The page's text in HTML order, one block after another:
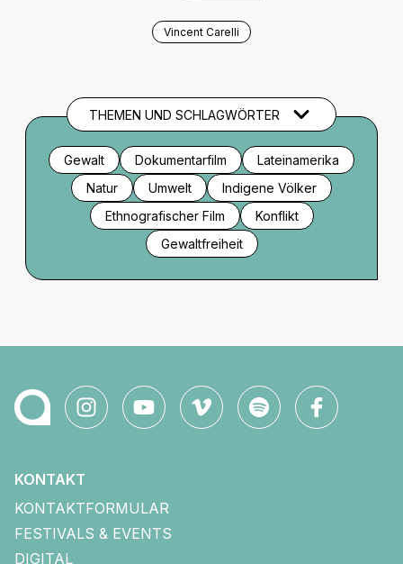
THEMEN UND SCHLAGWÖRTER
Gewalt Dokumentarfilm
Lateinamerika
Natur
Umwelt
Indigene Völker
Ethnografischer Film
Konflikt
Gewaltfreiheit
Vincent Carelli
KONTAKT
KONTAKTFORMULAR
FESTIVALS & EVENTS
DIGITAL